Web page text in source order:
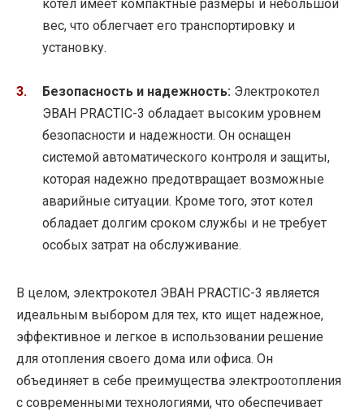
котел имеет компактные размеры и небольшой
вес, что облегчает его транспортировку и
установку.
Безопасность и надежность: Электрокотел
ЭВАН PRACTIC-3 обладает высоким уровнем
безопасности и надежности. Он оснащен
системой автоматического контроля и защиты,
которая надежно предотвращает возможные
аварийные ситуации. Кроме того, этот котел
обладает долгим сроком службы и не требует
особых затрат на обслуживание.
В целом, электрокотел ЭВАН PRACTIC-3 является
идеальным выбором для тех, кто ищет надежное,
эффективное и легкое в использовании решение
для отопления своего дома или офиса. Он
объединяет в себе преимущества электроотопления
с современными технологиями, что обеспечивает